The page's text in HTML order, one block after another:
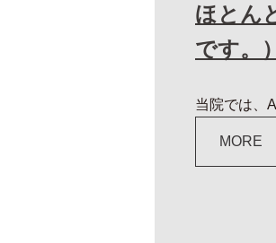
ほとん
です。）
当院では、
MORE